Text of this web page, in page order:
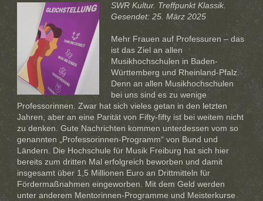
SWR Kultur. Treffpunkt Klassik.
Gesendet: 25. März 2025
Mehr Frauen auf Professuren – das
ist das Ziel an allen
Musikhochschulen in Baden-
Württemberg und Rheinland-Pfalz.
Denn an allen Musikhochschulen
bei uns sind es zu wenige
Professorinnen. Zwar hat sich vieles getan in den letzten
Jahren, aber an eine Parität von Fifty-fifty ist bei weitem nicht
zu denken. Gute Nachrichten kommen unterdessen vom so
genannten „Professorinnen-Programm“ von Bund und
Ländern. Die Hochschule für Musik Freiburg hat sich hier
bereits zum dritten Mal erfolgreich beworben und damit
insgesamt über 1,5 Millionen Euro an Drittmitteln für
Fördermaßnahmen eingeworben. Mit dem Geld werden
unter anderem Mentorinnen-Programme und Meisterkurse